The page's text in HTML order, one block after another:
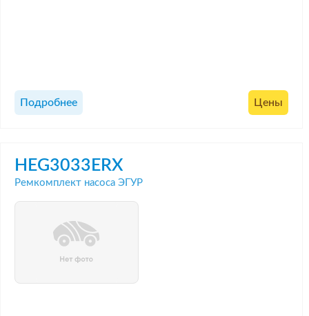
Подробнее Цены
HEG3033ERX
Ремкомплект насоса ЭГУР